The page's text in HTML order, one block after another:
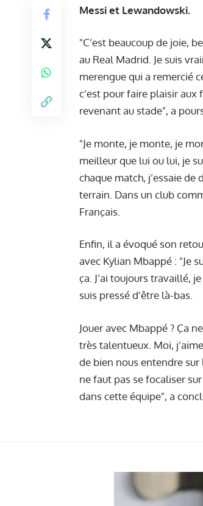
Messi et Lewandowski.
"C’est beaucoup de joie,
au Real Madrid. Je suis
merengue qui a remercié
c’est pour faire plaisir
revenant au stade", a
"Je monte, je monte, je
meilleur que lui ou lui, je
chaque match, j’essaie
terrain. Dans un club
Français.
Enfin, il a évoqué son
avec Kylian Mbappé : "Je
ça. J’ai toujours travaillé,
suis pressé d'être là-bas.
Jouer avec Mbappé ? Ça
très talentueux. Moi,
de bien nous entendre sur
ne faut pas se focaliser
dans cette équipe", a